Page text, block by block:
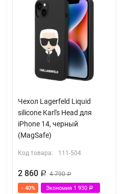
Чехол Lagerfeld Liquid
silicone Karl's Head для
iPhone 14, черный
(MagSafe)
Код товара: 111-504
2 860 Р 4 790Р
- 40% Экономия 1 930 Р